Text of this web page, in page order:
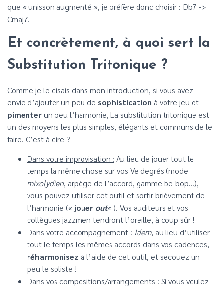
que « unisson augmenté », je préfère donc choisir : Db7 ->
Cmaj7.
Et concrètement, à quoi sert la
Substitution Tritonique ?
Comme je le disais dans mon introduction, si vous avez
envie d’ajouter un peu de sophistication à votre jeu et
pimenterun peu l’harmonie, La substitution tritonique est
un des moyens les plus simples, élégants et communs de le
faire. C’est à dire ?
Dans votre improvisation : Au lieu de jouer tout le
temps la même chose sur vos Ve degrés (mode
mixolydien, arpège de l’accord, gamme be-bop…),
vous pouvez utiliser cet outil et sortir brièvement de
l’harmonie (« jouer out« ). Vos auditeurs et vos
collègues jazzmen tendront l’oreille, à coup sûr !
Dans votre accompagnement : Idem, au lieu d’utiliser
tout le temps les mêmes accords dans vos cadences,
réharmonisez à l’aide de cet outil, et secouez un
peu le soliste !
Dans vos compositions/arrangements : Si vous voulez